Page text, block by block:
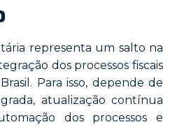
representa um salto na
dos processos fiscais
Para isso, depende de
atualização contínua
dos processos e